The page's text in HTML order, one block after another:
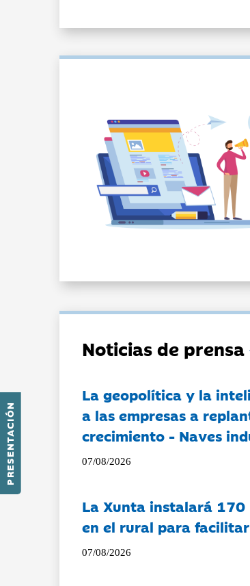
PRESENTACIÓN
Noticias de prensa
La geopolítica y la
a las empresas a
crecimiento - Naves
07/08/2026
La Xunta instalará
en el rural para
07/08/2026